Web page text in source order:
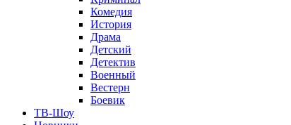
Комедия
История
Драма
Детский
Детектив
Военный
Вестерн
Боевик
ТВ-Шоу